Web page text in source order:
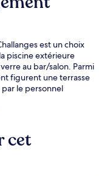
est un choix
piscine extérieure
au bar/salon. Parmi
figurent une terrasse
le personnel
cet